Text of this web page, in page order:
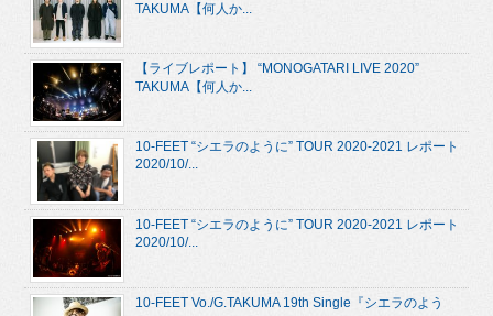
TAKUMA【何人か...
【ライブレポート】 “MONOGATARI LIVE 2020”
TAKUMA【何人か...
10-FEET “シエラのように” TOUR 2020-2021 レポート
2020/10/...
10-FEET “シエラのように” TOUR 2020-2021 レポート
2020/10/...
10-FEET Vo./G.TAKUMA 19th Single『シエラのよう